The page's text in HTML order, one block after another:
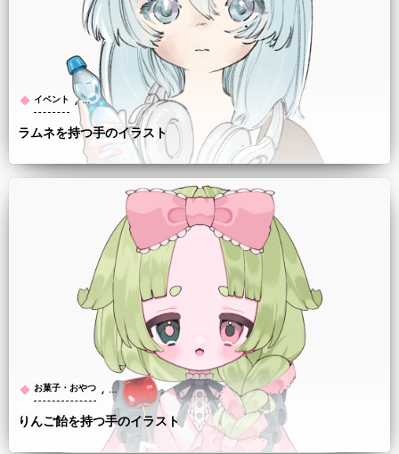
イベント , …
ラムネを持つ手のイラスト
お菓子・おやつ , …
りんご飴を持つ手のイラスト